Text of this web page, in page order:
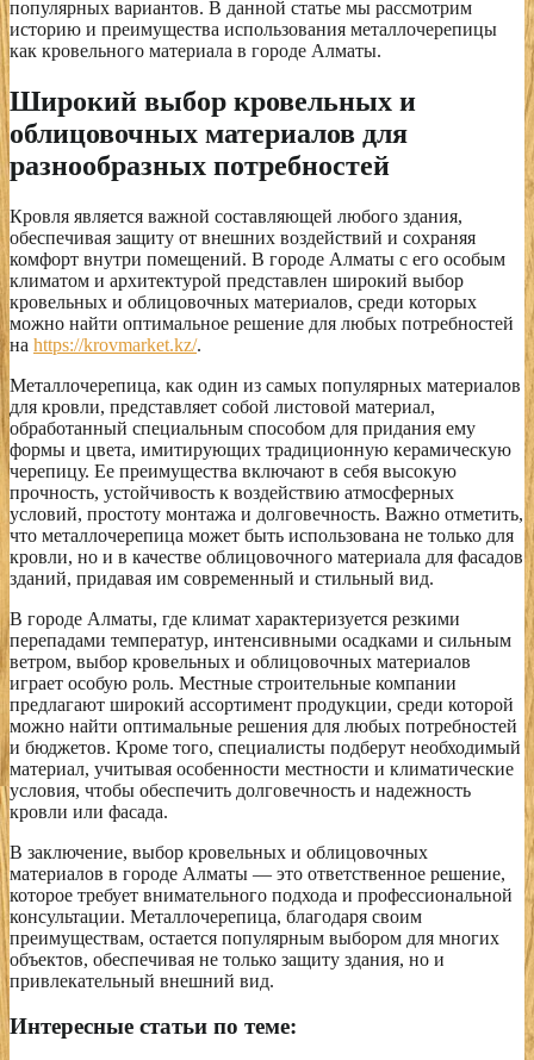
популярных вариантов. В данной статье мы рассмотрим
историю и преимущества использования металлочерепицы
как кровельного материала в городе Алматы.
Широкий выбор кровельных и
облицовочных материалов для
разнообразных потребностей
Кровля является важной составляющей любого здания,
обеспечивая защиту от внешних воздействий и сохраняя
комфорт внутри помещений. В городе Алматы с его особым
климатом и архитектурой представлен широкий выбор
кровельных и облицовочных материалов, среди которых
можно найти оптимальное решение для любых потребностей
на https://krovmarket.kz/.
Металлочерепица, как один из самых популярных материалов
для кровли, представляет собой листовой материал,
обработанный специальным способом для придания ему
формы и цвета, имитирующих традиционную керамическую
черепицу. Ее преимущества включают в себя высокую
прочность, устойчивость к воздействию атмосферных
условий, простоту монтажа и долговечность. Важно отметить,
что металлочерепица может быть использована не только для
кровли, но и в качестве облицовочного материала для фасадов
зданий, придавая им современный и стильный вид.
В городе Алматы, где климат характеризуется резкими
перепадами температур, интенсивными осадками и сильным
ветром, выбор кровельных и облицовочных материалов
играет особую роль. Местные строительные компании
предлагают широкий ассортимент продукции, среди которой
можно найти оптимальные решения для любых потребностей
и бюджетов. Кроме того, специалисты подберут необходимый
материал, учитывая особенности местности и климатические
условия, чтобы обеспечить долговечность и надежность
кровли или фасада.
В заключение, выбор кровельных и облицовочных
материалов в городе Алматы — это ответственное решение,
которое требует внимательного подхода и профессиональной
консультации. Металлочерепица, благодаря своим
преимуществам, остается популярным выбором для многих
объектов, обеспечивая не только защиту здания, но и
привлекательный внешний вид.
Интересные статьи по теме: